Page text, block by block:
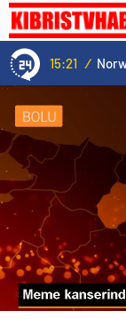
15:21 /